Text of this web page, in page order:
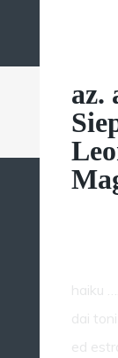
az.
haiku
dai
ed